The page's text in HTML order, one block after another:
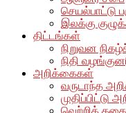
செயல்பாட்டு
இலக்கு
திட்டங்கள்
நிறுவன
நிதி
அறிக்கைகள்
வருடாந்த
முதிப்பிட்டு
வெற்றிக்